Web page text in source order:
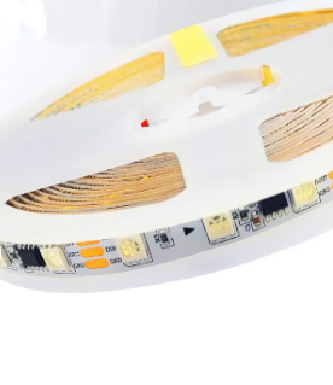
Noklikšķiniet, lai palielinātu